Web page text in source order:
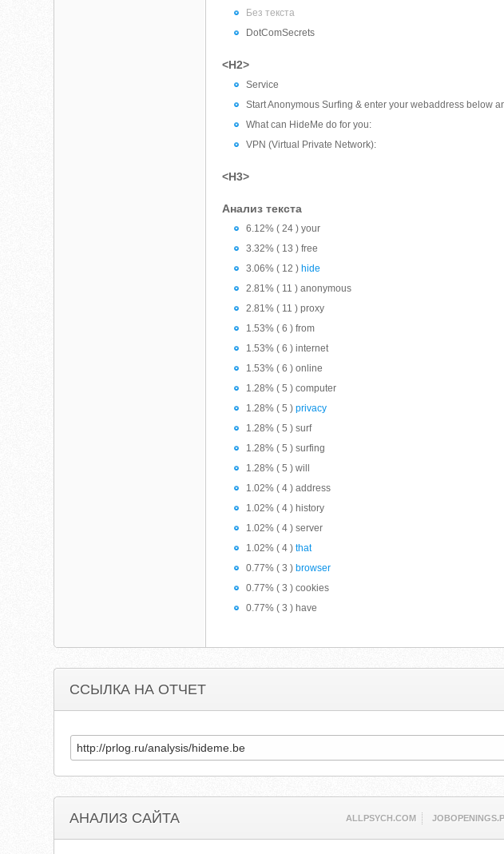
Без текста
DotComSecrets
<H2>
Service
Start Anonymous Surfing & enter your webaddress below
What can HideMe do for you:
VPN (Virtual Private Network):
<H3>
Анализ текста
6.12% ( 24 ) your
3.32% ( 13 ) free
3.06% ( 12 ) hide
2.81% ( 11 ) anonymous
2.81% ( 11 ) proxy
1.53% ( 6 ) from
1.53% ( 6 ) internet
1.53% ( 6 ) online
1.28% ( 5 ) computer
1.28% ( 5 )privacy
1.28% ( 5 ) surf
1.28% ( 5 ) surfing
1.28% ( 5 ) will
1.02% ( 4 ) address
1.02% ( 4 ) history
1.02% ( 4 ) server
1.02% ( 4 )that
0.77% ( 3 ) browser
0.77% ( 3 ) cookies
0.77% ( 3 ) have
ССЫЛКА НА ОТЧЕТ
АНАЛИЗ САЙТА ALLPSYCH.COM